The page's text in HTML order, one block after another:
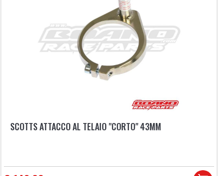
SCOTTS ATTACCO AL TELAIO "CORTO" 43MM